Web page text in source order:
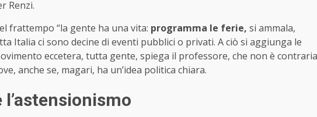
Renzi.
frattempo “la gente ha una vita: programma le ferie, si ammala,
Italia ci sono decine di eventi pubblici o privati. A ciò si aggiunga le
eccetera, tutta gente, spiega il professore, che non è contraria
anche se, magari, ha un’idea politica chiara.